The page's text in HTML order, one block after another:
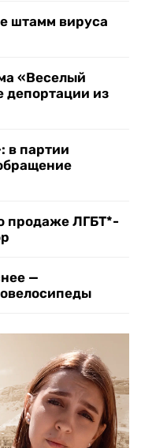
штамм вируса
«Веселый
депортации из
в партии
продаже ЛГБТ*-
—